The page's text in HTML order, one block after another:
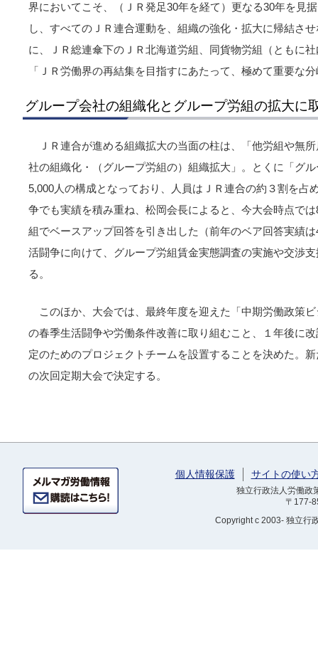
界においてこそ、（ＪＲ発足30年を経て）更なる30年を見
し、すべてのＪＲ連合運動を、組織の強化・拡大に帰結さ
に、ＪＲ総連傘下のＪＲ北海道労組、同貨物労組（ともに
「ＪＲ労働界の再結集を目指すにあたって、極めて重要な
グループ会社の組織化とグループ労組の拡大に
ＪＲ連合が進める組織拡大の当面の柱は、「他労組や無
社の組織化・（グループ労組の）組織拡大」。とくに「グ
5,000人の構成となっており、人員はＪＲ連合の約３割を占
争でも実績を積み重ね、松岡会長によると、今大会時点で
組でベースアップ回答を引き出した（前年のベア回答実績
活闘争に向けて、グループ労組賃金実態調査の実施や交渉
る。
このほか、大会では、最終年度を迎えた「中期労働政策
の春季生活闘争や労働条件改善に取り組むこと、１年後に
定のためのプロジェクトチームを設置することを決めた。
の次回定期大会で決定する。
個人情報保護 サイトの使い
独立行政法人労働
〒177-
Copyrightc 2003- 独立行